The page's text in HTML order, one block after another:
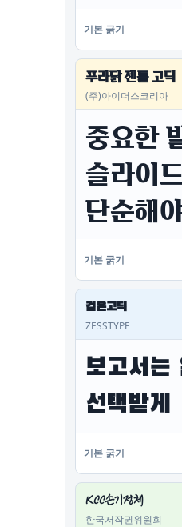
기본 굵기
푸라닭 젠틀 고딕
(주)아이더스코리아
중요한
슬라이
단순해
기본 굵기
검은고딕
ZESSTYPE
보고서는
선택받게
기본 굵기
KCC손기정체
한국저작권위원회